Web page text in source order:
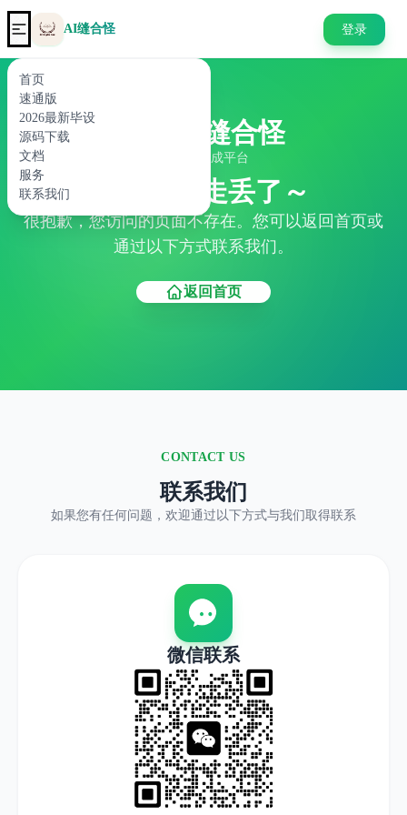
首页
速通版
2026最新毕设
源码下载
文档
服务
联系我们
AI缝合怪 登录
AI缝合怪
代码生成平台
404 页面走丢了～
很抱歉，您访问的页面不存在。您可以返回首页或
通过以下方式联系我们。
返回首页
CONTACT US
联系我们
如果您有任何问题，欢迎通过以下方式与我们取得联系
微信联系